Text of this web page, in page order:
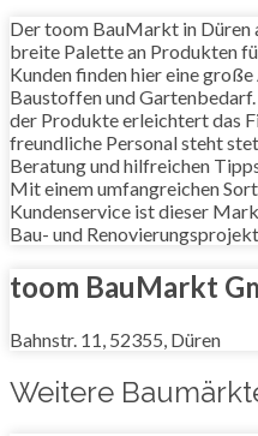
Der toom BauMarkt in Düren
breite Palette an Produkten
Kunden finden hier eine
Baustoffen und
der Produkte erleichtert das
freundliche Personal steht
Beratung und hilfreichen
Mit einem umfangreichen
Kundenservice ist dieser
Bau- und
toom BauMarkt
Bahnstr. 11, 52355, Düren
Weitere